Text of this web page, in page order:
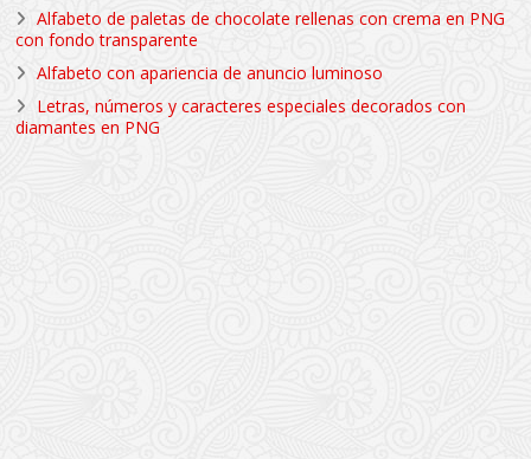
Alfabeto de paletas de chocolate rellenas con crema en PNG
con fondo transparente
Alfabeto con apariencia de anuncio luminoso
Letras, números y caracteres especiales decorados con
diamantes en PNG